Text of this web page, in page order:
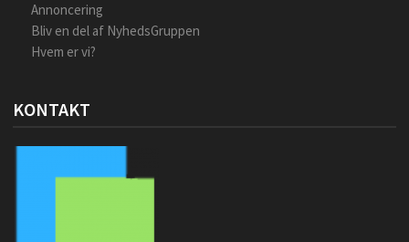
Annoncering
Bliv en del af NyhedsGruppen
Hvem er vi?
KONTAKT